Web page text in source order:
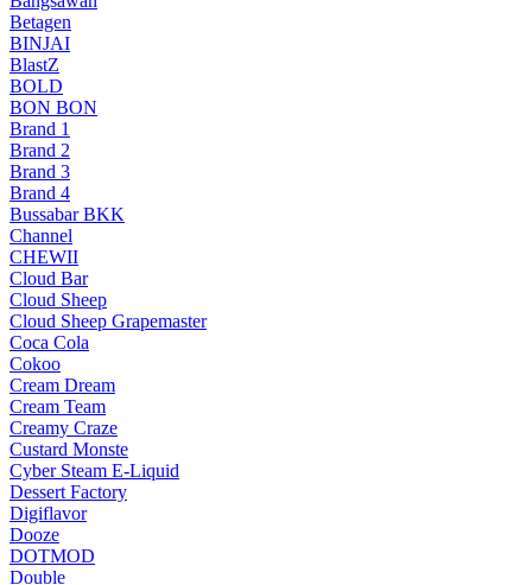
Betagen
BINJAI
BlastZ
BOLD
BON BON
Brand 1
Brand 2
Brand 3
Brand 4
Bussabar BKK
Channel
CHEWII
Cloud Bar
Cloud Sheep
Cloud Sheep Grapemaster
Coca Cola
Cokoo
Cream Dream
Cream Team
Creamy Craze
Custard Monste
Cyber Steam E-Liquid
Dessert Factory
Digiflavor
Dooze
DOTMOD
Double